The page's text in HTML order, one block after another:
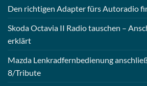
Den richtigen Adapter fürs Autoradio
Skoda Octavia II Radio tauschen –
erklärt
Mazda Lenkradfernbedienung
8/Tribute